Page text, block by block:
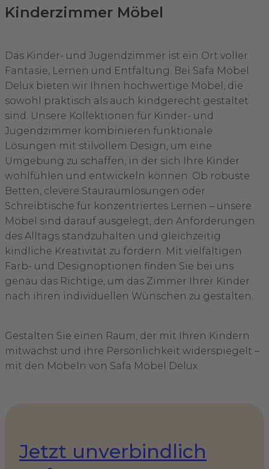
Kinderzimmer Möbel
Das Kinder- und Jugendzimmer ist ein Ort voller
Fantasie, Lernen und Entfaltung. Bei Safa Möbel
Delux bieten wir Ihnen hochwertige Möbel, die
sowohl praktisch als auch kindgerecht gestaltet
sind. Unsere Kollektionen für Kinder- und
Jugendzimmer kombinieren funktionale
Lösungen mit stilvollem Design, um eine
Umgebung zu schaffen, in der sich Ihre Kinder
wohlfühlen und entwickeln können. Ob robuste
Betten, clevere Stauraumlösungen oder
Schreibtische für konzentriertes Lernen – unsere
Möbel sind darauf ausgelegt, den Anforderungen
des Alltags standzuhalten und gleichzeitig
kindliche Kreativität zu fördern. Mit vielfältigen
Farb- und Designoptionen finden Sie bei uns
genau das Richtige, um das Zimmer Ihrer Kinder
nach ihren individuellen Wünschen zu gestalten.
Gestalten Sie einen Raum, der mit Ihren Kindern
mitwächst und ihre Persönlichkeit widerspiegelt –
mit den Möbeln von Safa Möbel Delux.
Jetzt unverbindlich